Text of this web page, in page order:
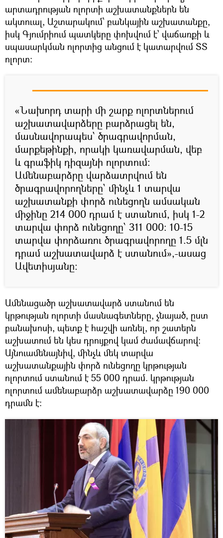
արտադրության ոլորտի աշխատանքներն են
ակտուալ, Աշտարակում՝ բանկային աշխատանքը,
իսկ Գյումրիում պատկերը փոխվում է՝ վաճառքի և
սպասարկման ոլորտից անցում է կատարվում ՏՏ
ոլորտ:
«Նախորդ տարի մի շարք ոլորտներում
աշխատավարձերը բարձրացել են,
մասնավորապես՝ ծրագրավորման,
մարքեթինքի, որակի կառավարման, վեբ
և գրաֆիկ դիզայնի ոլորտում:
Ամենաբարձրը վարձատրվում են
ծրագրավորողները՝ մինչև 1 տարվա
աշխատանքի փորձ ունեցողն ամսական
միջինը 214 000 դրամ է ստանում, իսկ 1-2
տարվա փորձ ունեցողը՝ 311 000։ 10-15
տարվա փորձառու ծրագրավորողը 1.5 մլն
դրամ աշխատավարձ է ստանում»,-ասաց
Ավետիսյանը:
Ամենացածր աշխատավարձ ստանում են
կրթության ոլորտի մասնագետները, չնայած, ըստ
բանախոսի, պետք է հաշվի առնել, որ շատերն
աշխատում են կես դրույքով կամ ժամավճարով:
Այնուամենայնիվ, մինչև մեկ տարվա
աշխատանքային փորձ ունեցողը կրթության
ոլորտում ստանում է 55 000 դրամ. կրթության
ոլորտում ամենաբարձր աշխատավարձը 190 000
դրամն է։